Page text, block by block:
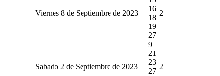
Viernes 8 de Septiembre de 2023
16
18
19
27
2
Sabado 2 de Septiembre de 2023
9
21
23
27
2